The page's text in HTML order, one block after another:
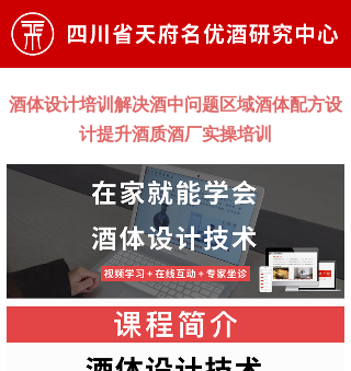
酒体设计培训解决酒中问题区域酒体配方设
计提升酒质酒厂实操培训